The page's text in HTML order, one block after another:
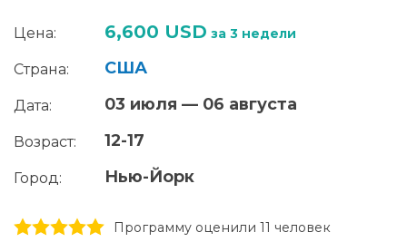
Цена: 6,600 USD за 3 недели
Страна: США
Дата: 03 июля — 06 августа
Возраст: 12-17
Город: Нью-Йорк
5 stars
4 stars
3 stars
2 stars
1 stars Программу оценили 11 человек